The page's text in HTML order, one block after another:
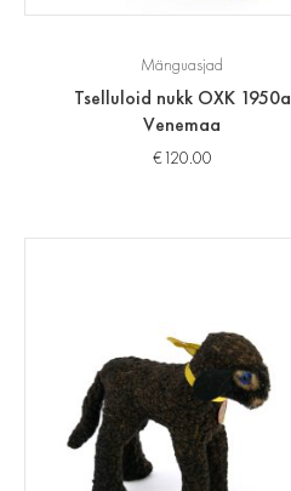
Mänguasjad
Tselluloid nukk OXK 1950a
Venemaa
€120.00